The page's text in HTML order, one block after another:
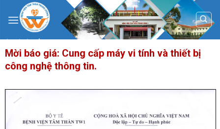
content
Mời báo giá: Cung cấp máy vi tính và thiết bị
công nghệ thông tin.